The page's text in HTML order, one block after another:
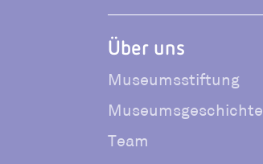
Über uns
Museumsstiftung
Museumsgeschichte
Team